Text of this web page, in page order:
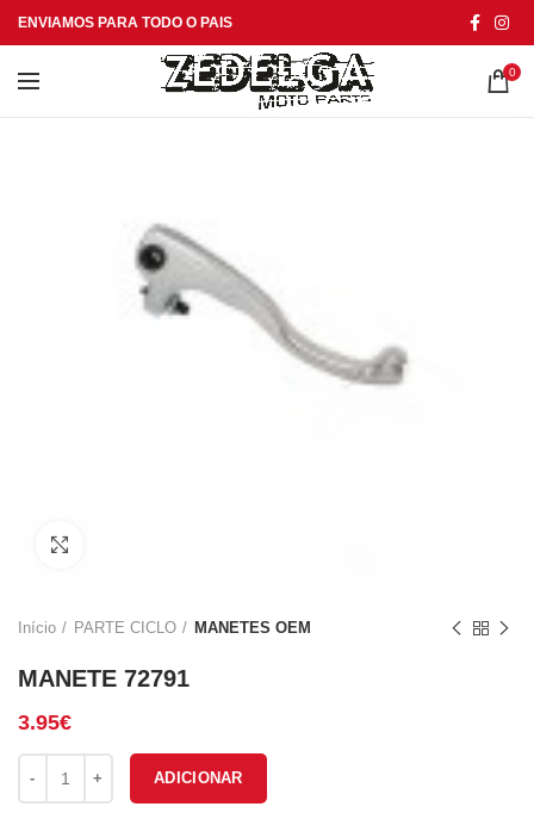
ENVIAMOS PARA TODO O PAIS
0
Início PARTE CICLO MANETES OEM
MANETE 72791
3.95€
ADICIONAR